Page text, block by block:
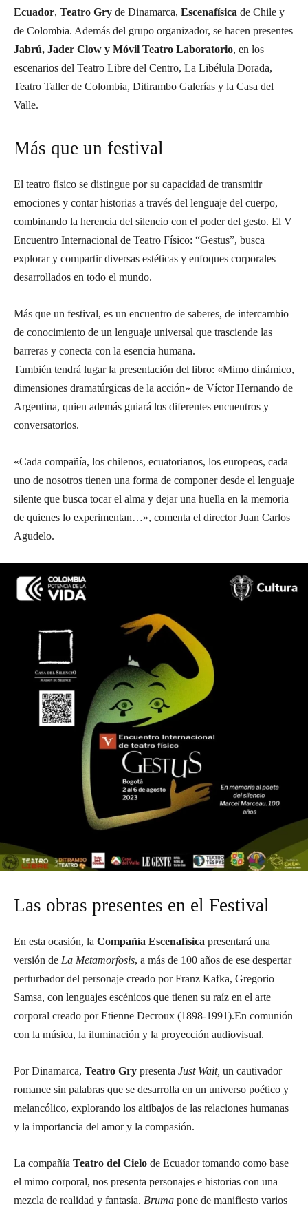
Ecuador, Teatro Gry de Dinamarca, Escenafísica de Chile y
de Colombia. Además del grupo organizador, se hacen presentes
Jabrú, Jader Clow y Móvil Teatro Laboratorio, en los
escenarios del Teatro Libre del Centro, La Libélula Dorada,
Teatro Taller de Colombia, Ditirambo Galerías y la Casa del
Valle.
Más que un festival
El teatro físico se distingue por su capacidad de transmitir
emociones y contar historias a través del lenguaje del cuerpo,
combinando la herencia del silencio con el poder del gesto. El V
Encuentro Internacional de Teatro Físico: “Gestus”, busca
explorar y compartir diversas estéticas y enfoques corporales
desarrollados en todo el mundo.
Más que un festival, es un encuentro de saberes, de intercambio
de conocimiento de un lenguaje universal que trasciende las
barreras y conecta con la esencia humana.
También tendrá lugar la presentación del libro: «Mimo dinámico,
dimensiones dramatúrgicas de la acción» de Víctor Hernando de
Argentina, quien además guiará los diferentes encuentros y
conversatorios.
«Cada compañía, los chilenos, ecuatorianos, los europeos, cada
uno de nosotros tienen una forma de componer desde el lenguaje
silente que busca tocar el alma y dejar una huella en la memoria
de quienes lo experimentan…», comenta el director Juan Carlos
Agudelo.
Las obras presentes en el Festival
En esta ocasión, la Compañía Escenafísica presentará una
versión de La Metamorfosis, a más de 100 años de ese despertar
perturbador del personaje creado por Franz Kafka, Gregorio
Samsa, con lenguajes escénicos que tienen su raíz en el arte
corporal creado por Etienne Decroux (1898-1991).En comunión
con la música, la iluminación y la proyección audiovisual.
Por Dinamarca, Teatro Gry presenta Just Wait, un cautivador
romance sin palabras que se desarrolla en un universo poético y
melancólico, explorando los altibajos de las relaciones humanas
y la importancia del amor y la compasión.
La compañía Teatro del Cielo de Ecuador tomando como base
el mimo corporal, nos presenta personajes e historias con una
mezcla de realidad y fantasía. Bruma pone de manifiesto varios